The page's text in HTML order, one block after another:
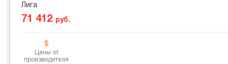
Лига
71 412 руб.
Цены от
производителя